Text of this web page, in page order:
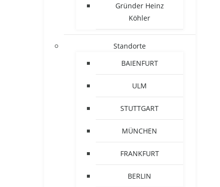
Gründer Heinz
Köhler
Standorte
BAIENFURT
ULM
STUTTGART
MÜNCHEN
FRANKFURT
BERLIN